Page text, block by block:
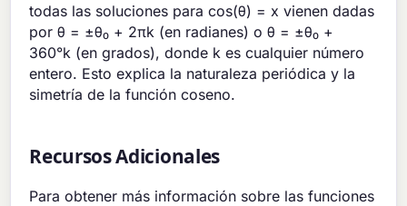
todas las soluciones para cos(θ) = x vienen dadas
por θ = ±θ₀ + 2πk (en radianes) o θ = ±θ₀ +
360°k (en grados), donde k es cualquier número
entero. Esto explica la naturaleza periódica y la
simetría de la función coseno.
Recursos Adicionales
Para obtener más información sobre las funciones